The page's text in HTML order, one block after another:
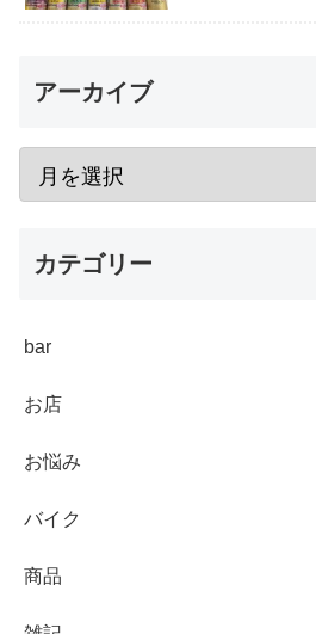
アーカイブ
カテゴリー
bar
お店
お悩み
バイク
商品